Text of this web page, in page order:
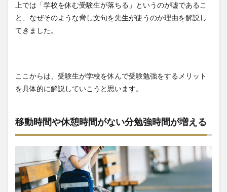
上では「学校を休む受験生が落ちる」というのが嘘であるこ
と、なぜそのような脅し文句を先生が使うのか理由を解説し
てきました。
ここからは、受験生が学校を休んで受験勉強をするメリット
を具体的に解説していこうと思います。
移動時間や休憩時間がない分勉強時間が増える